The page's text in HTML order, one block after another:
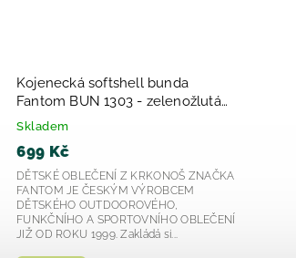
Kojenecká softshell bunda
Fantom BUN 1303 - zelenožlutá
2026
Skladem
699 Kč
DĚTSKÉ OBLEČENÍ Z KRKONOŠ ZNAČKA
FANTOM JE ČESKÝM VÝROBCEM
DĚTSKÉHO OUTDOOROVÉHO,
FUNKČNÍHO A SPORTOVNÍHO OBLEČENÍ
JIŽ OD ROKU 1999. Zakládá si...